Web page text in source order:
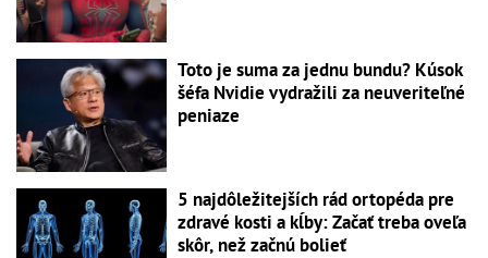
Toto je suma za jednu bundu? Kúsok
šéfa Nvidie vydražili za neuveriteľné
peniaze
5 najdôležitejších rád ortopéda pre
zdravé kosti a kĺby: Začať treba oveľa
skôr, než začnú bolieť